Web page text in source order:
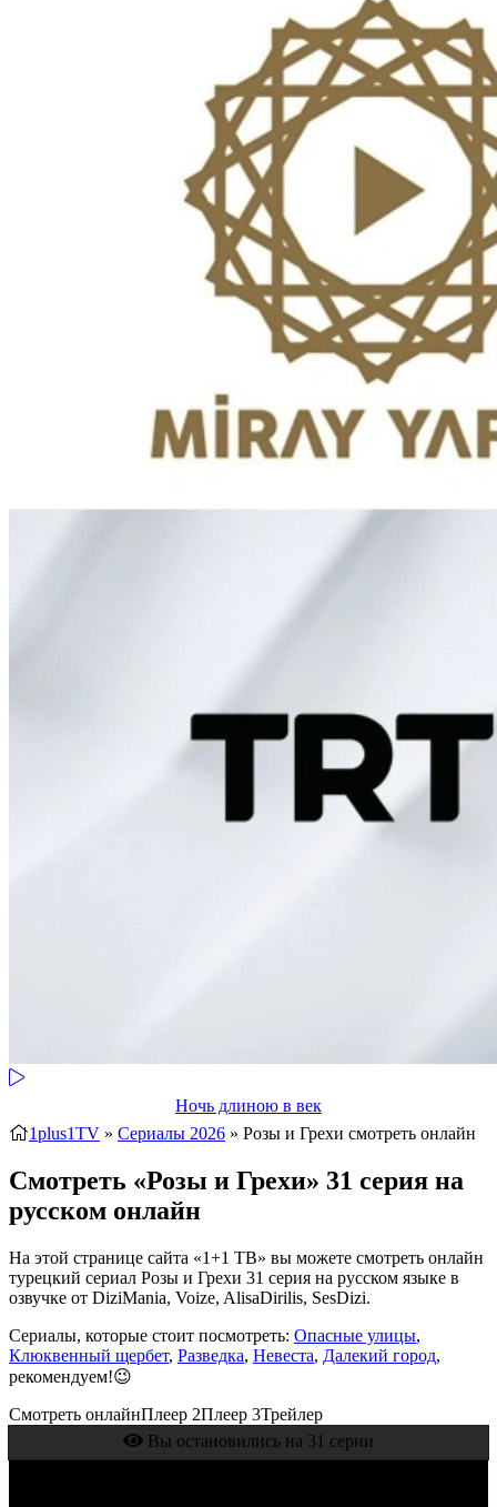
Ночь длиною в век
1plus1TV » Сериалы 2026 » Розы и Грехи смотреть онлайн
Смотреть «Розы и Грехи» 31 серия на
русском онлайн
На этой странице сайта «1+1 ТВ» вы можете смотреть онлайн
турецкий сериал Розы и Грехи 31 серия на русском языке в
озвучке от DiziMania, Voize, AlisaDirilis, SesDizi.
Сериалы, которые стоит посмотреть: Опасные улицы,
Клюквенный щербет, Разведка, Невеста, Далекий город,
рекомендуем!😉
Смотреть онлайнПлеер 2Плеер 3Трейлер
Вы остановились на 31 серии